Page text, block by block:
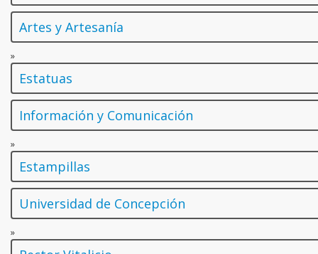
Artes y Artesanía
»
Estatuas
Información y Comunicación
»
Estampillas
Universidad de Concepción
»